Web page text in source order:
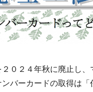
０２４年秋に廃止し
バーカードの取得は